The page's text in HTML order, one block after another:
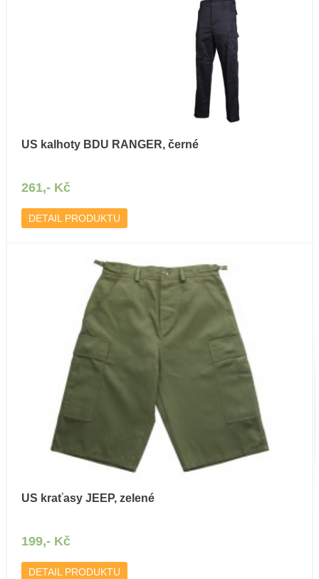
US kalhoty BDU RANGER, černé
261,- Kč
DETAIL PRODUKTU
US kraťasy JEEP, zelené
199,- Kč
DETAIL PRODUKTU